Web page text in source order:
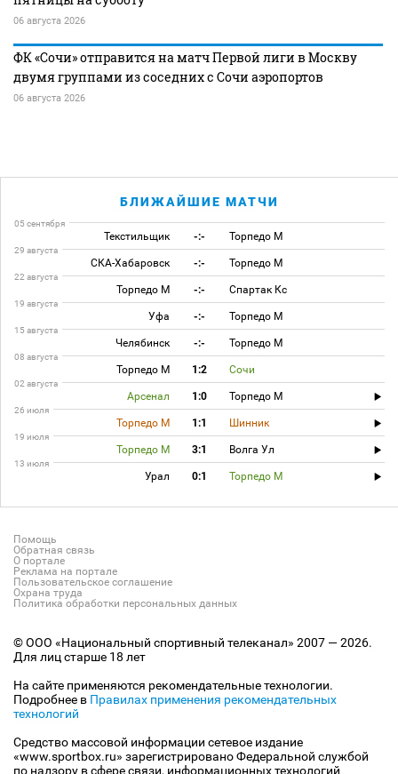
06 августа 2026
ФК «Сочи» отправится на матч Первой лиги в Москву
двумя группами из соседних с Сочи аэропортов
06 августа 2026
БЛИЖАЙШИЕ МАТЧИ
05 сентября
Текстильщик -:- Торпедо М
29 августа
СКА-Хабаровск -:- Торпедо М
22 августа
Торпедо М -:- Спартак Кс
19 августа
Уфа -:- Торпедо М
15 августа
Челябинск -:- Торпедо М
08 августа
Торпедо М 1:2 Сочи
02 августа
Арсенал 1:0 Торпедо М
26 июля
Торпедо М 1:1 Шинник
19 июля
Торпедо М 3:1 Волга Ул
13 июля
Урал 0:1 Торпедо М
Помощь
Обратная связь
О портале
Реклама на портале
Пользовательское соглашение
Охрана труда
Политика обработки персональных данных
© ООО «Национальный спортивный телеканал» 2007 — 2026.
Для лиц старше 18 лет
На сайте применяются рекомендательные технологии.
Подробнее в Правилах применения рекомендательных
технологий
Средство массовой информации сетевое издание
«www.sportbox.ru» зарегистрировано Федеральной службой
по надзору в сфере связи, информационных технологий